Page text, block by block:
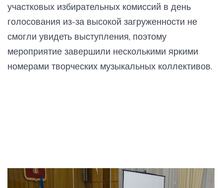
участковых избирательных комиссий в день
голосования из-за высокой загруженности не
смогли увидеть выступления, поэтому
мероприятие завершили несколькими яркими
номерами творческих музыкальных коллективов.